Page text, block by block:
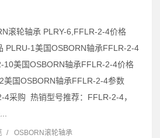
滚轮轴承 PLRY-6,FFLR-2-4价格
PLRU-1美国OSBORN轴承FFLR-2-4
10美国OSBORN轴承FFLR-2-4价格
美国OSBORN轴承FFLR-2-4参数
采购 热销型号推荐：FFLR-2-4，
/ OSBORN滚轮轴承